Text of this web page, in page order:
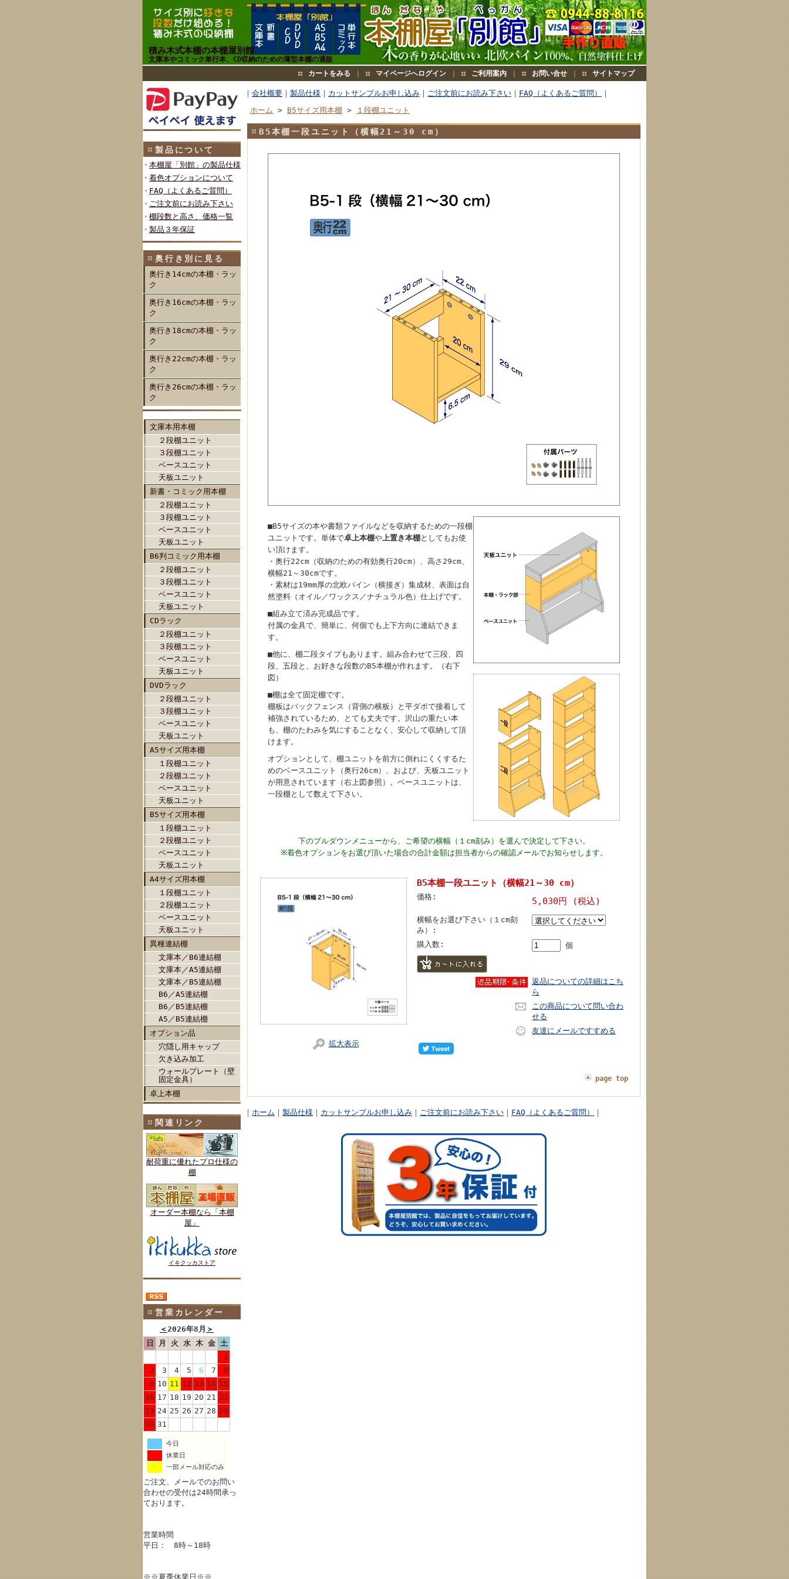
積み木式本棚の本棚屋別館
文庫本やコミック単行本、CD収納のための薄型本棚の通販
カートをみる
マイページへログイン ご利用案内 お問い合せ サイトマップ
製品について
本棚屋「別館」の製品仕様
着色オプションについて
FAQ（よくあるご質問）
ご注文前にお読み下さい
棚段数と高さ、価格一覧
製品３年保証
奥行き別に見る
奥行き14cmの本棚・ラッ
ク
奥行き16cmの本棚・ラッ
ク
奥行き18cmの本棚・ラッ
ク
奥行き22cmの本棚・ラッ
ク
奥行き26cmの本棚・ラッ
ク
文庫本用本棚
２段棚ユニット
３段棚ユニット
ベースユニット
天板ユニット
新書・コミック用本棚
２段棚ユニット
３段棚ユニット
ベースユニット
天板ユニット
B6判コミック用本棚
２段棚ユニット
３段棚ユニット
ベースユニット
天板ユニット
CDラック
２段棚ユニット
３段棚ユニット
ベースユニット
天板ユニット
DVDラック
２段棚ユニット
３段棚ユニット
ベースユニット
天板ユニット
A5サイズ用本棚
１段棚ユニット
２段棚ユニット
ベースユニット
天板ユニット
B5サイズ用本棚
１段棚ユニット
２段棚ユニット
ベースユニット
天板ユニット
A4サイズ用本棚
１段棚ユニット
２段棚ユニット
ベースユニット
天板ユニット
異種連結棚
文庫本／B6連結棚
文庫本／A5連結棚
文庫本／B5連結棚
B6／A5連結棚
B6／B5連結棚
A5／B5連結棚
オプション品
穴隠し用キャップ
欠き込み加工
ウォールプレート（壁
固定金具）
卓上本棚
関連リンク
耐荷重に優れたプロ仕様の
棚
オーダー本棚なら「本棚
屋」
イキクッカストア
営業カレンダー
＜2026年8月 ＞
日
月 火 水 木 金 土
1
2
3 4 5 6 7
8
9 10 11 12 13 14 15
16 17 18 19 20 21 22
23 24 25 26 27 28 29
30 31
今日
休業日
一部メール対応のみ
ご注文、メールでのお問い
合わせの受付は24時間承っ
ております。
営業時間
平日： 8時～18時
※※夏季休業日※※
｜ 会社概要 ｜ 製品仕様 ｜ カットサンプルお申し込み ｜ ご注文前にお読み下さい ｜ FAQ（よくあるご質問）
｜
ホーム > B5サイズ用本棚 > １段棚ユニット
B5本棚一段ユニット（横幅21～30 cm）
■B5サイズの本や書類ファイルなどを収納するための一段棚
ユニットです。単体で卓上本棚や上置き本棚 としてもお使
い頂けます。
・奥行22cm（収納のための有効奥行20cm）、高さ29cm、
横幅21～30cmです。
・素材は19mm厚の北欧パイン（横接ぎ）集成材、表面は自
然塗料（オイル／ワックス／ナチュラル色）仕上げです。
■組み立て済み完成品です。
付属の金具で、簡単に、何個でも上下方向に連結できま
す。
■他に、棚二段タイプもあります。組み合わせて三段、四
段、五段と、お好きな段数のB5本棚が作れます。（右下
図）
■棚は全て固定棚です。
棚板はバックフェンス（背側の横板）と平ダボで接着して
補強されているため、とても丈夫です。沢山の重たい本
も、棚のたわみを気にすることなく、安心して収納して頂
けます。
オプションとして、棚ユニットを前方に倒れにくくするた
めのベースユニット（奥行26cm）、および、天板ユニット
が用意されています（右上図参照）。ベースユニットは、
一段棚として数えて下さい。
下のプルダウンメニューから、ご希望の横幅（１cm刻み）を選んで決定して下さい。
※着色オプションをお選び頂いた場合の合計金額は担当者からの確認メールでお知らせします。
拡大表示
B5本棚一段ユニット（横幅21～30 cm）
価格: 5,030円 (税込)
横幅をお選び下さい（１cm刻
み）:
購入数:
個
返品についての詳細はこち
ら
この商品について問い合わ
せる
友達にメールですすめる
page top
｜ ホーム ｜ 製品仕様 ｜ カットサンプルお申し込み ｜ ご注文前にお読み下さい ｜ FAQ（よくあるご質問） ｜